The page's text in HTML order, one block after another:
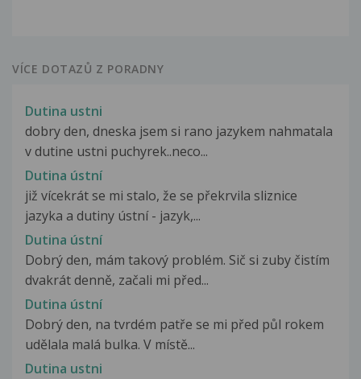
VÍCE DOTAZŮ Z PORADNY
Dutina ustni
dobry den, dneska jsem si rano jazykem nahmatala
v dutine ustni puchyrek..neco...
Dutina ústní
již vícekrát se mi stalo, že se překrvila sliznice
jazyka a dutiny ústní - jazyk,...
Dutina ústní
Dobrý den, mám takový problém. Sič si zuby čistím
dvakrát denně, začali mi před...
Dutina ústní
Dobrý den, na tvrdém patře se mi před půl rokem
udělala malá bulka. V místě...
Dutina ustni